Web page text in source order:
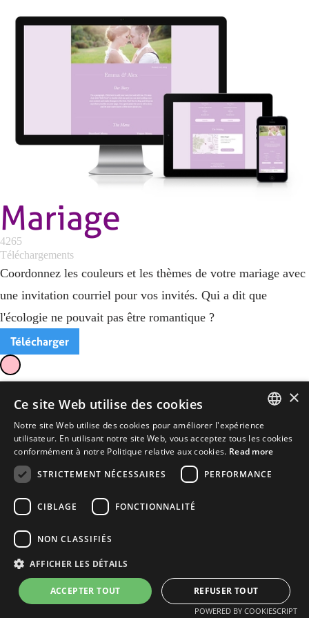
Mariage
4265
Téléchargements
Coordonnez les couleurs et les thèmes de votre mariage avec
une invitation courriel pour vos invités. Qui a dit que
l'écologie ne pouvait pas être romantique ?
Télécharger
ENGLISH
FRENCH
×
Ce site Web utilise des cookies
Notre site Web utilise des cookies pour améliorer l'expérience
utilisateur. En utilisant notre site Web, vous acceptez tous les cookies
conformément à notre Politique relative aux cookies. Read more
STRICTEMENT NÉCESSAIRES
PERFORMANCE
CIBLAGE FONCTIONNALITÉ
NON CLASSIFIÉS
AFFICHER LES DÉTAILS
ACCEPTER TOUT REFUSER TOUT
POWERED BY COOKIESCRIPT